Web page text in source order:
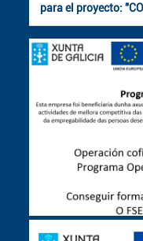
para el proyecto: